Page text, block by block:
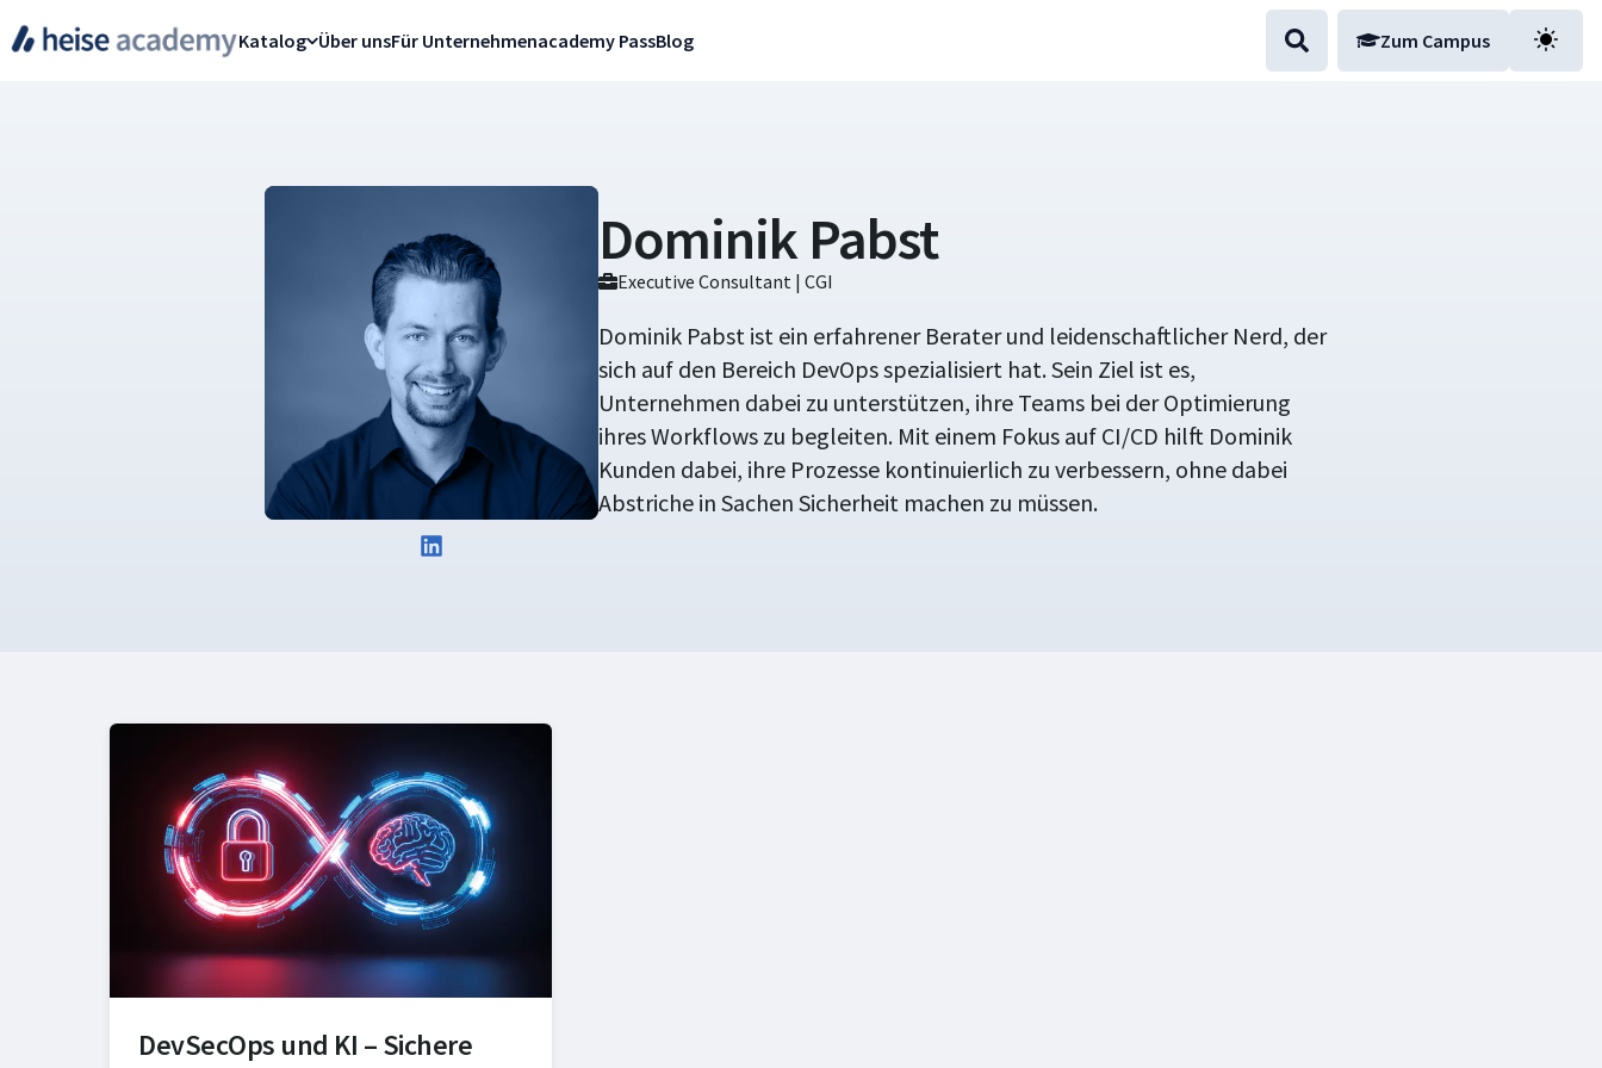
Katalog Über unsFür Unternehmenacademy PassBlog Zum Campus
Dominik Pabst
Executive Consultant | CGI
Dominik Pabst ist ein erfahrener Berater und leidenschaftlicher Nerd, der
sich auf den Bereich DevOps spezialisiert hat. Sein Ziel ist es,
Unternehmen dabei zu unterstützen, ihre Teams bei der Optimierung
ihres Workflows zu begleiten. Mit einem Fokus auf CI/CD hilft Dominik
Kunden dabei, ihre Prozesse kontinuierlich zu verbessern, ohne dabei
Abstriche in Sachen Sicherheit machen zu müssen.
DevSecOps und KI – Sichere